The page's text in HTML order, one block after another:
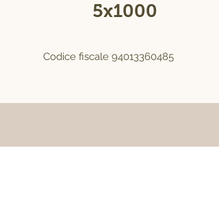
5x1000
Codice fiscale 94013360485